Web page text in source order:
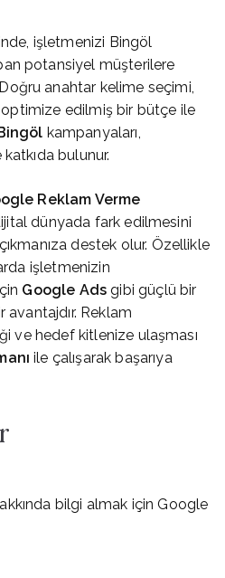
işletmenizi Bingöl
potansiyel müşterilere
anahtar kelime seçimi,
edilmiş bir bütçe ile
kampanyaları,
bulunur.
Reklam Verme
dünyada fark edilmesini
destek olur. Özellikle
işletmenizin
Google Ads gibi güçlü bir
avantajdır. Reklam
ve hedef kitlenize ulaşması
ile çalışarak başarıya
bilgi almak için Google